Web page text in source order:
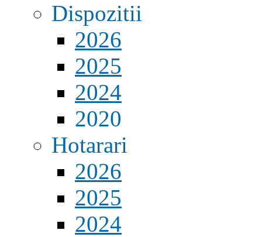
Dispozitii
2026
2025
2024
2020
Hotarari
2026
2025
2024